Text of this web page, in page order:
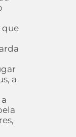
que
a